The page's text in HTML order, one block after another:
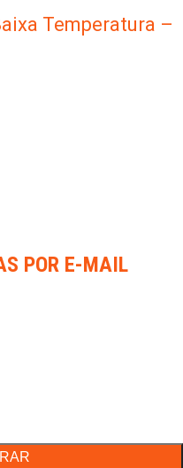
Temperatura –
POR E-MAIL